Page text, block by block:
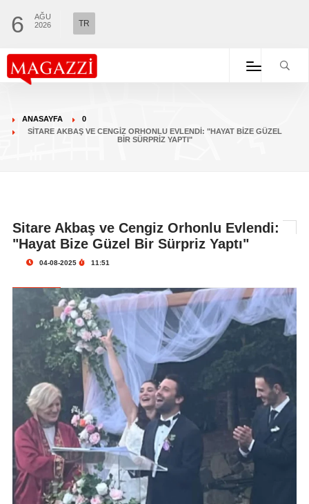
6
AĞU
2026
TR
ANASAYFA
0
SITARE AKBAŞ VE CENGIZ ORHONLU EVLENDI: "HAYAT BIZE GÜZEL
BIR SÜRPRIZ YAPTI"
Sitare Akbaş ve Cengiz Orhonlu Evlendi:
"Hayat Bize Güzel Bir Sürpriz Yaptı"
04-08-2025 11:51